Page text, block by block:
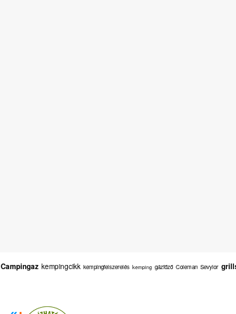
Campingaz kempingcikk kempingfelszerelés kemping gázfőző Coleman Sevylor